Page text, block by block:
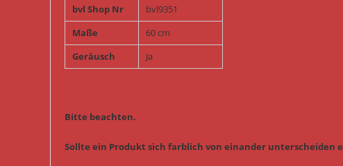
bvl Shop Nr
bvl9351
Maße
60 cm
Geräusch
Ja
Bitte beachten.
Sollte ein Produkt sich farblich von einander unterscheiden